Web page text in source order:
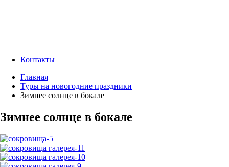
Контакты
Главная
Туры на новогодние праздники
Зимнее солнце в бокале
Зимнее солнце в бокале